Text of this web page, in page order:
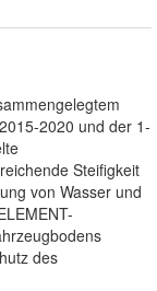
2020 und der 1-
Steifigkeit
von Wasser und
des